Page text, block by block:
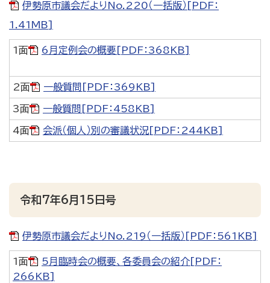
伊勢原市議会だよりNo.220（一括版）[PDF：
1.41MB]
1面 6月定例会の概要[PDF：368KB]
2面 一般質問[PDF：369KB]
3面 一般質問[PDF：458KB]
4面 会派（個人）別の審議状況[PDF：244KB]
令和7年6月15日号
伊勢原市議会だよりNo.219（一括版）[PDF：561KB]
1面
5月臨時会の概要、各委員会の紹介[PDF：
266KB]